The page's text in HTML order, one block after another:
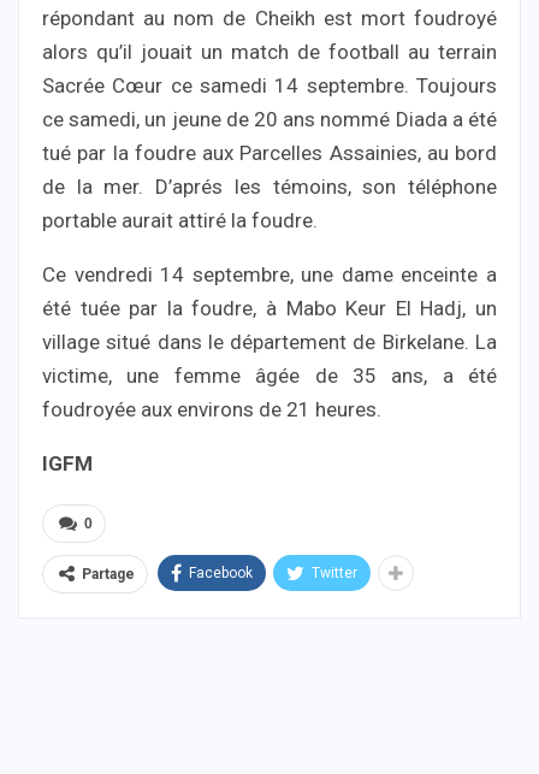
répondant au nom de Cheikh est mort foudroyé
alors qu’il jouait un match de football au terrain
Sacrée Cœur ce samedi 14 septembre. Toujours
ce samedi, un jeune de 20 ans nommé Diada a été
tué par la foudre aux Parcelles Assainies, au bord
de la mer. D’aprés les témoins, son téléphone
portable aurait attiré la foudre.
Ce vendredi 14 septembre, une dame enceinte a
été tuée par la foudre, à Mabo Keur El Hadj, un
village situé dans le département de Birkelane. La
victime, une femme âgée de 35 ans, a été
foudroyée aux environs de 21 heures.
IGFM
0
Partage Facebook Twitter